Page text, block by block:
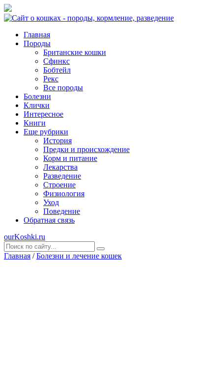
Главная
Породы
Британские кошки
Сфинкс
Бобтейл
Рекс
Все породы
Болезни
Клички
Интересное
Книги
Еще рубрики
История
Предки и происхождение
Корм и питание
Лекарства
Разведение
Строение
Физиология
Уход
Поведение
Обратная связь
ourKoshki.ru
Главная / Болезни и лечение кошек